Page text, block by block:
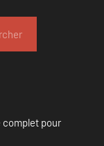
complet pour